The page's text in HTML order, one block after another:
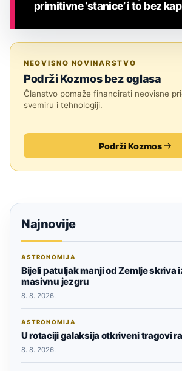
primitivne ‘stanice’ i to bez
NEOVISNO NOVINARSTVO
Podrži Kozmos bez oglasa
Članstvo pomaže financirati neovisne
svemiru i tehnologiji.
Podrži Kozmos
Najnovije
ASTRONOMIJA
Bijeli patuljak manji od Zemlje skriva
masivnu jezgru
8. 8. 2026.
ASTRONOMIJA
U rotaciji galaksija otkriveni tragovi
8. 8. 2026.